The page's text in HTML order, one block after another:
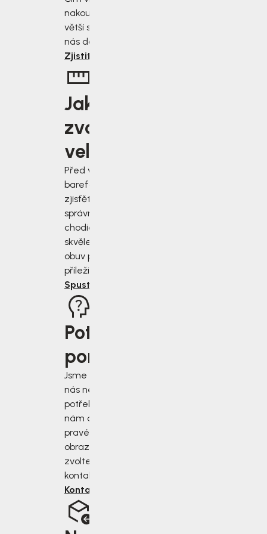
nakoupíte, tím
větší slevu od
nás dostanete.
Zjistit více
Jakou
zvolit
velikost?
Před výběrem
barefoot bot
zjisťěte jak
správně změřit
chodidla a vybrat
skvěle padnoucí
obuv pro každou
příležitost.
Spustit rádce
Potřebujete
poradit?
Jsme tu pro vás, když
nás nejvíce
potřebujete. Napište
nám do chatu v
pravém dolním rohu
obrazovky, nebo
zvolte jiný druh
kontaktu.
Kontaktujte nás